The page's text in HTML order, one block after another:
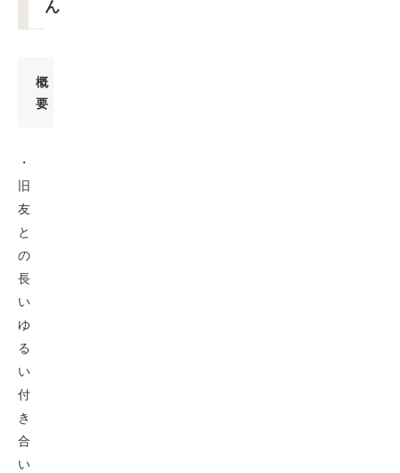
ん
概
要
・
旧
友
と
の
長
い
ゆ
る
い
付
き
合
い